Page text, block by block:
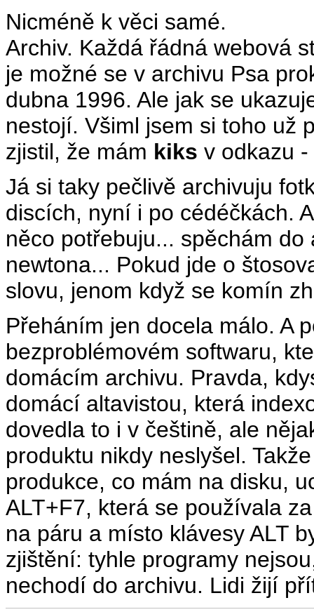
Nicméně k věci samé.
Archiv. Každá řádná webová
je možné se v archivu Psa
dubna 1996. Ale jak se
nestojí. Všiml jsem si toho už
zjistil, že mám kiks v odkazu
Já si taky pečlivě archivuju
discích, nyní i po cédéčkách.
něco potřebuju... spěchám
newtona... Pokud jde o
slovu, jenom když se komín
Přeháním jen docela málo. A
bezproblémovém softwaru,
domácím archivu. Pravda,
domácí altavistou, která
dovedla to i v češtině, ale
produktu nikdy neslyšel.
produkce, co mám na disku,
ALT+F7, která se používala
na páru a místo klávesy ALT
zjištění: tyhle programy
nechodí do archivu. Lidi žijí